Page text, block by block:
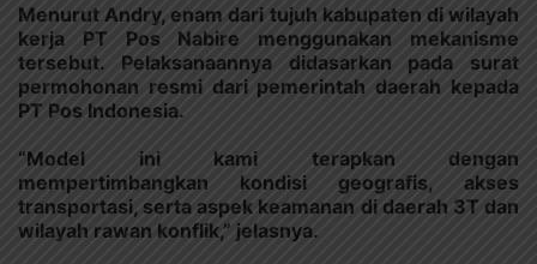
Menurut Andry, enam dari tujuh kabupaten di wilayah
kerja PT Pos Nabire menggunakan mekanisme
tersebut. Pelaksanaannya didasarkan pada surat
permohonan resmi dari pemerintah daerah kepada
PT Pos Indonesia.
“Model ini kami terapkan dengan
mempertimbangkan kondisi geografis, akses
transportasi, serta aspek keamanan di daerah 3T dan
wilayah rawan konflik,” jelasnya.